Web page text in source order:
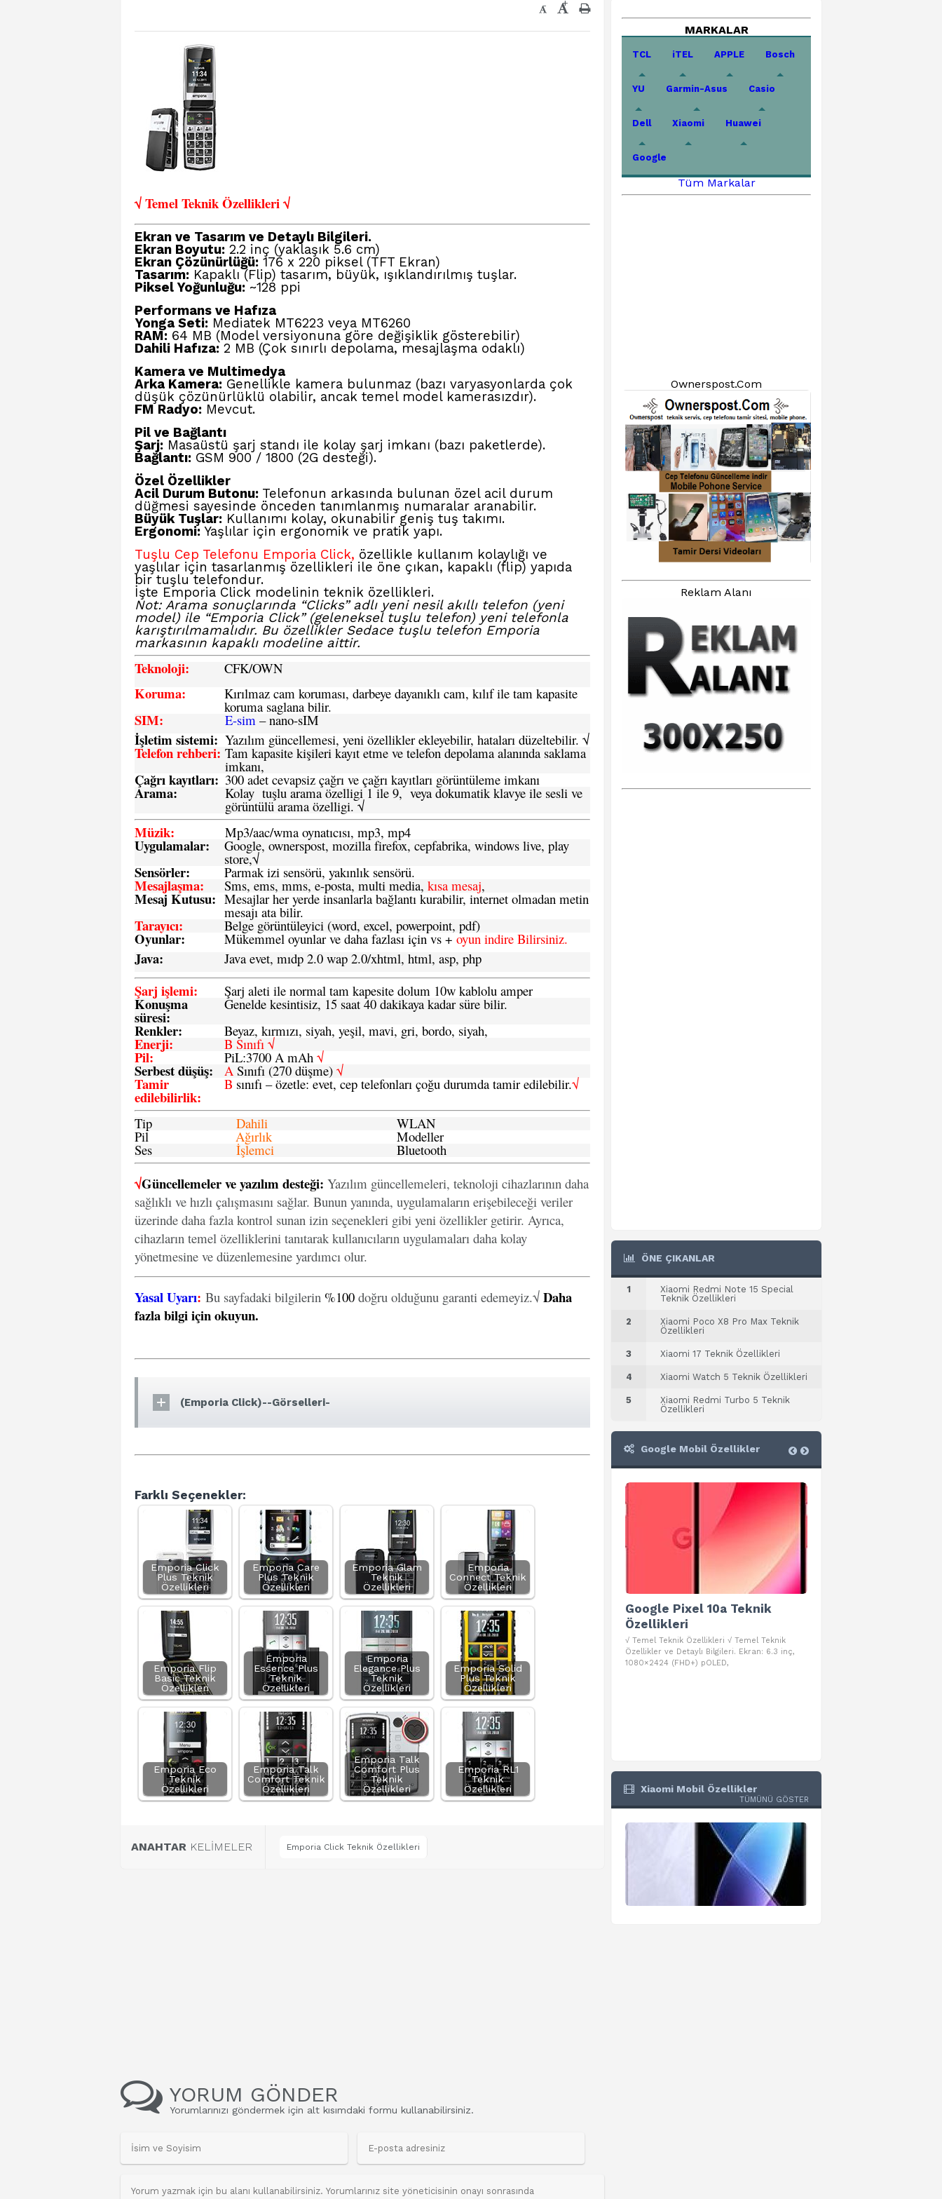
- +
√ Temel Teknik Özellikleri √
Ekran ve Tasarım ve Detaylı Bilgileri.
Ekran Boyutu: 2.2 inç (yaklaşık 5.6 cm)
Ekran Çözünürlüğü: 176 x 220 piksel (TFT Ekran)
Tasarım: Kapaklı (Flip) tasarım, büyük, ışıklandırılmış tuşlar.
Piksel Yoğunluğu: ~128 ppi
Performans ve Hafıza
Yonga Seti: Mediatek MT6223 veya MT6260
RAM: 64 MB (Model versiyonuna göre değişiklik gösterebilir)
Dahili Hafıza: 2 MB (Çok sınırlı depolama, mesajlaşma odaklı)
Kamera ve Multimedya
Arka Kamera: Genellikle kamera bulunmaz (bazı varyasyonlarda çok
düşük çözünürlüklü olabilir, ancak temel model kamerasızdır).
FM Radyo: Mevcut.
Pil ve Bağlantı
Şarj: Masaüstü şarj standı ile kolay şarj imkanı (bazı paketlerde).
Bağlantı: GSM 900 / 1800 (2G desteği).
Özel Özellikler
Acil Durum Butonu: Telefonun arkasında bulunan özel acil durum
düğmesi sayesinde önceden tanımlanmış numaralar aranabilir.
Büyük Tuşlar: Kullanımı kolay, okunabilir geniş tuş takımı.
Ergonomi: Yaşlılar için ergonomik ve pratik yapı.
Tuşlu Cep Telefonu Emporia Click, özellikle kullanım kolaylığı ve
yaşlılar için tasarlanmış özellikleri ile öne çıkan, kapaklı (flip) yapıda
bir tuşlu telefondur.
İşte Emporia Click modelinin teknik özellikleri.
Not: Arama sonuçlarında “Clicks” adlı yeni nesil akıllı telefon (yeni
model) ile “Emporia Click” (geleneksel tuşlu telefon) yeni telefonla
karıştırılmamalıdır. Bu özellikler Sedace tuşlu telefon Emporia
markasının kapaklı modeline aittir.
Teknoloji: CFK/OWN
Koruma: Kırılmaz cam koruması, darbeye dayanıklı cam, kılıf ile tam kapasite
koruma saglana bilir.
SIM: E-sim – nano-sIM
İşletim sistemi: Yazılım güncellemesi, yeni özellikler ekleyebilir, hataları düzeltebilir. √
Telefon rehberi: Tam kapasite kişileri kayıt etme ve telefon depolama alanında saklama
imkanı,
Çağrı kayıtları: 300 adet cevapsiz çağrı ve çağrı kayıtları görüntüleme imkanı
Arama: Kolay tuşlu arama özelligi 1 ile 9, veya dokumatik klavye ile sesli ve
görüntülü arama özelligi. √
Müzik: Mp3/aac/wma oynatıcısı, mp3, mp4
Uygulamalar: Google, ownerspost, mozilla firefox, cepfabrika, windows live, play
store,√
Sensörler: Parmak izi sensörü, yakınlık sensörü.
Mesajlaşma: Sms, ems, mms, e-posta, multi media, kısa mesaj,
Mesaj Kutusu: Mesajlar her yerde insanlarla bağlantı kurabilir, internet olmadan metin
mesajı ata bilir.
Tarayıcı: Belge görüntüleyici (word, excel, powerpoint, pdf)
Oyunlar: Mükemmel oyunlar ve daha fazlası için vs +oyun indire Bilirsiniz.
Java: Java evet, mıdp 2.0 wap 2.0/xhtml, html, asp, php
Şarj işlemi: Şarj aleti ile normal tam kapesite dolum 10w kablolu amper
Konuşma
süresi:
Genelde kesintisiz, 15 saat 40 dakikaya kadar süre bilir.
Renkler: Beyaz, kırmızı, siyah, yeşil, mavi, gri, bordo, siyah,
Enerji: B Sınıfı √
Pil: PiL:3700 A mAh √
Serbest düşüş: ASınıfı (270 düşme) √
Tamir
edilebilirlik:
B sınıfı – özetle: evet, cep telefonları çoğu durumda tamir edilebilir.√
Tip Dahili WLAN
Pil Ağırlık Modeller
Ses İşlemci Bluetooth
√Güncellemeler ve yazılım desteği: Yazılım güncellemeleri, teknoloji cihazlarının daha
sağlıklı ve hızlı çalışmasını sağlar. Bunun yanında, uygulamaların erişebileceği veriler
üzerinde daha fazla kontrol sunan izin seçenekleri gibi yeni özellikler getirir. Ayrıca,
cihazların temel özelliklerini tanıtarak kullanıcıların uygulamaları daha kolay
yönetmesine ve düzenlemesine yardımcı olur.
Yasal Uyarı: Bu sayfadaki bilgilerin %100 doğru olduğunu garanti edemeyiz.√ Daha
fazla bilgi için okuyun.
(Emporia Click)--Görselleri-
Farklı Seçenekler:
Emporia Click
Plus Teknik
Özellikleri
Emporia Care
Plus Teknik
Özellikleri
Emporia Glam
Teknik
Özellikleri
Emporia
Connect Teknik
Özellikleri
Emporia Flip
Basic Teknik
Özellikleri
Emporia
Essence Plus
Teknik
Özellikleri
Emporia
Elegance Plus
Teknik
Özellikleri
Emporia Solid
Plus Teknik
Özellikleri
Emporia Eco
Teknik
Özellikleri
Emporia Talk
Comfort Teknik
Özellikleri
Emporia Talk
Comfort Plus
Teknik
Özellikleri
Emporia RL1
Teknik
Özellikleri
ANAHTAR KELİMELER Emporia Click Teknik Özellikleri
YORUM GÖNDER
Yorumlarınızı göndermek için alt kısımdaki formu kullanabilirsiniz.
MARKALAR
TCL iTEL APPLE Bosch
YU Garmin-Asus Casio
Dell Xiaomi Huawei
Google
Tüm Markalar
Ownerspost.Com
Reklam Alanı
ÖNE ÇIKANLAR
1
Xiaomi Redmi Note 15 Special
Teknik Özellikleri
2
Xiaomi Poco X8 Pro Max Teknik
Özellikleri
3 Xiaomi 17 Teknik Özellikleri
4 Xiaomi Watch 5 Teknik Özellikleri
5
Xiaomi Redmi Turbo 5 Teknik
Özellikleri
Google Mobil Özellikler
Google Pixel 10 Pro Teknik
Özellikleri
√ Temel Teknik Özellikleri √ Temel Teknik
Özellikler ve Detaylı Bilgileri. Ekran: 6.3 inç,
1280 x 2856 piksel, 120 Hz LTPO
Google Pixel 10a Teknik
Özellikleri
√ Temel Teknik Özellikleri √ Temel Teknik
Özellikler ve Detaylı Bilgileri. Ekran: 6.3 inç,
1080×2424 (FHD+) pOLED,
Xiaomi Mobil Özellikler
TÜMÜNÜ GÖSTER